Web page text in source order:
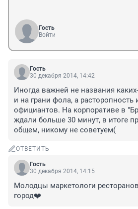
Гость
Войти
Гость
30 декабря 2014, 14:42
Иногда важней не названия
и на грани фола, а расторопность
официантов. На корпоративе в
ждали больше 30 минут, в итоге
общем, никому не советуем(
ОТВЕТИТЬ
Гость
30 декабря 2014, 14:15
Молодцы маркетологи
город❤️